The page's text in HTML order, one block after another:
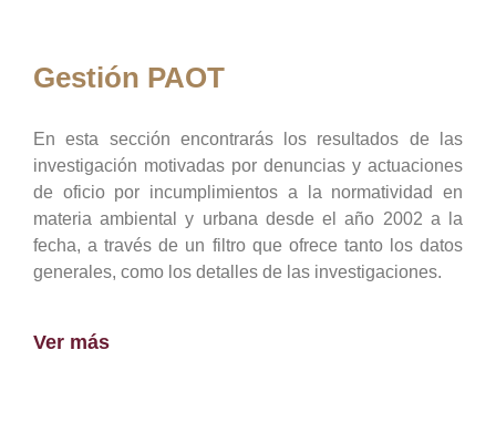
Gestión PAOT
En esta sección encontrarás los resultados de las
investigación motivadas por denuncias y actuaciones
de oficio por incumplimientos a la normatividad en
materia ambiental y urbana desde el año 2002 a la
fecha, a través de un filtro que ofrece tanto los datos
generales, como los detalles de las investigaciones.
Ver más